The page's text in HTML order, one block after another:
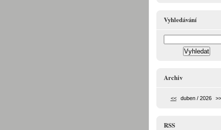
Vyhledávání
Archiv
<< duben / 2026 >>
RSS